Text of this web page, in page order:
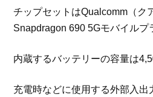
チップセットはQualcomm（ク
Snapdragon 690 5Gモバイルプ
内蔵するバッテリーの容量は
充電時などに使用する外部入出